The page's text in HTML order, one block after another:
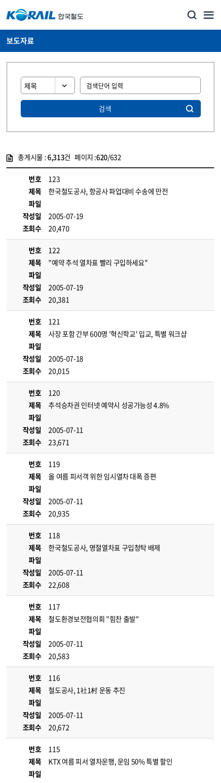
보도자료
검색
총게시물 :6,313건 페이지 :620/632
번호
123
제목
한국철도공사, 항공사 파업대비 수송에 만전
파일
작성일
2005-07-19
조회수
20,470
번호
122
제목
"예약 추석 열차표 빨리 구입하세요"
파일
작성일
2005-07-19
조회수
20,381
번호
121
제목
사장 포함 간부 600명 '혁신학교' 입교, 특별 워크샵
파일
작성일
2005-07-18
조회수
20,015
번호
120
제목
추석승차권 인터넷 예약시 성공가능성 4.8%
파일
작성일
2005-07-11
조회수
23,671
번호
119
제목
올 여름 피서객 위한 임시열차 대폭 증편
파일
작성일
2005-07-11
조회수
20,935
번호
118
제목
한국철도공사, 명절열차표 구입청탁 배제
파일
작성일
2005-07-11
조회수
22,608
번호
117
제목
철도환경보전협의회 "힘찬 출발"
파일
작성일
2005-07-11
조회수
20,583
번호
116
제목
철도공사, 1社1村 운동 추진
파일
작성일
2005-07-11
조회수
20,672
번호
115
제목
KTX 여름 피서 열차운행, 운임 50% 특별 할인
파일